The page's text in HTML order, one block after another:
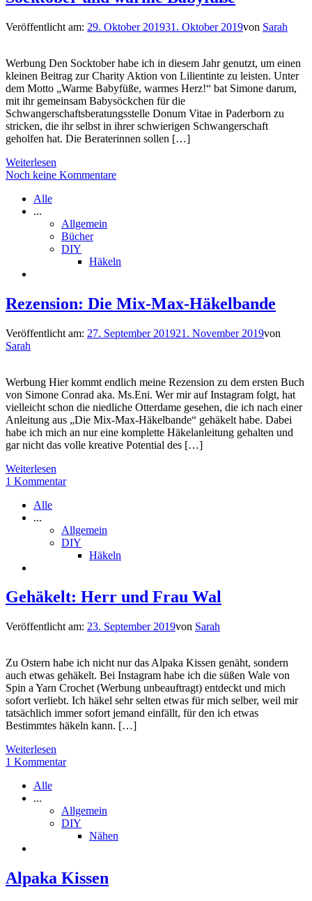
Veröffentlicht am: 29. Oktober 201931. Oktober 2019von Sarah
Werbung Den Socktober habe ich in diesem Jahr genutzt, um einen
kleinen Beitrag zur Charity Aktion von Lilientinte zu leisten. Unter
dem Motto „Warme Babyfüße, warmes Herz!“ bat Simone darum,
mit ihr gemeinsam Babysöckchen für die
Schwangerschaftsberatungsstelle Donum Vitae in Paderborn zu
stricken, die ihr selbst in ihrer schwierigen Schwangerschaft
geholfen hat. Die Beraterinnen sollen […]
Weiterlesen
Noch keine Kommentare
Alle
...
Allgemein
Bücher
DIY
Häkeln
Rezension: Die Mix-Max-Häkelbande
Veröffentlicht am: 27. September 201921. November 2019von
Sarah
Werbung Hier kommt endlich meine Rezension zu dem ersten Buch
von Simone Conrad aka. Ms.Eni. Wer mir auf Instagram folgt, hat
vielleicht schon die niedliche Otterdame gesehen, die ich nach einer
Anleitung aus „Die Mix-Max-Häkelbande“ gehäkelt habe. Dabei
habe ich mich an nur eine komplette Häkelanleitung gehalten und
gar nicht das volle kreative Potential des […]
Weiterlesen
1 Kommentar
Alle
...
Allgemein
DIY
Häkeln
Gehäkelt: Herr und Frau Wal
Veröffentlicht am: 23. September 2019von Sarah
Zu Ostern habe ich nicht nur das Alpaka Kissen genäht, sondern
auch etwas gehäkelt. Bei Instagram habe ich die süßen Wale von
Spin a Yarn Crochet (Werbung unbeauftragt) entdeckt und mich
sofort verliebt. Ich häkel sehr selten etwas für mich selber, weil mir
tatsächlich immer sofort jemand einfällt, für den ich etwas
Bestimmtes häkeln kann. […]
Weiterlesen
1 Kommentar
Alle
...
Allgemein
DIY
Nähen
Alpaka Kissen